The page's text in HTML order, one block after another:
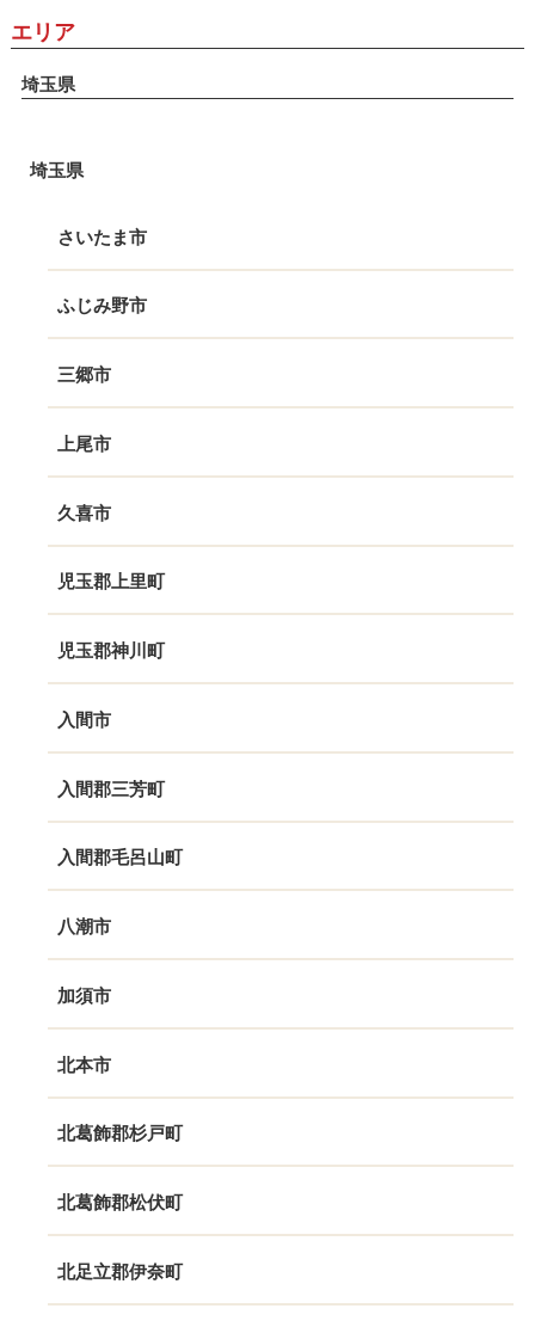
エリア
埼玉県
埼玉県
さいたま市
ふじみ野市
三郷市
上尾市
久喜市
児玉郡上里町
児玉郡神川町
入間市
入間郡三芳町
入間郡毛呂山町
八潮市
加須市
北本市
北葛飾郡杉戸町
北葛飾郡松伏町
北足立郡伊奈町